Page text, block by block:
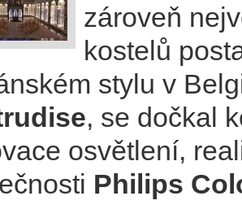
zároveň
kostelů
stylu v
, se dočkal
osvětlení,
Philips